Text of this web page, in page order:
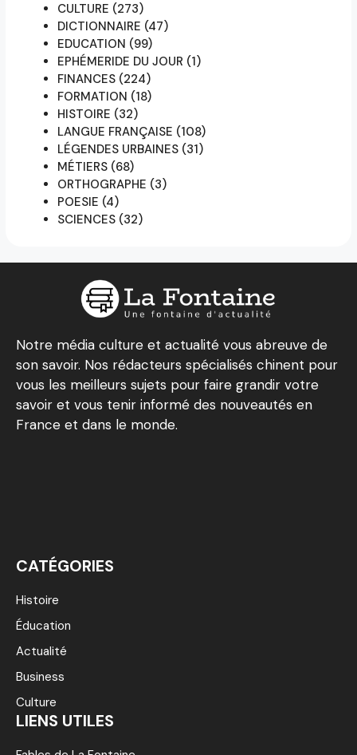
CULTURE (273)
DICTIONNAIRE (47)
EDUCATION (99)
EPHÉMERIDE DU JOUR (1)
FINANCES (224)
FORMATION (18)
HISTOIRE (32)
LANGUE FRANÇAISE (108)
LÉGENDES URBAINES (31)
MÉTIERS (68)
ORTHOGRAPHE (3)
POESIE (4)
SCIENCES (32)
Notre média culture et actualité vous abreuve de
son savoir. Nos rédacteurs spécialisés chinent pour
vous les meilleurs sujets pour faire grandir votre
savoir et vous tenir informé des nouveautés en
France et dans le monde.
CATÉGORIES
Histoire
Éducation
Actualité
Business
Culture
LIENS UTILES